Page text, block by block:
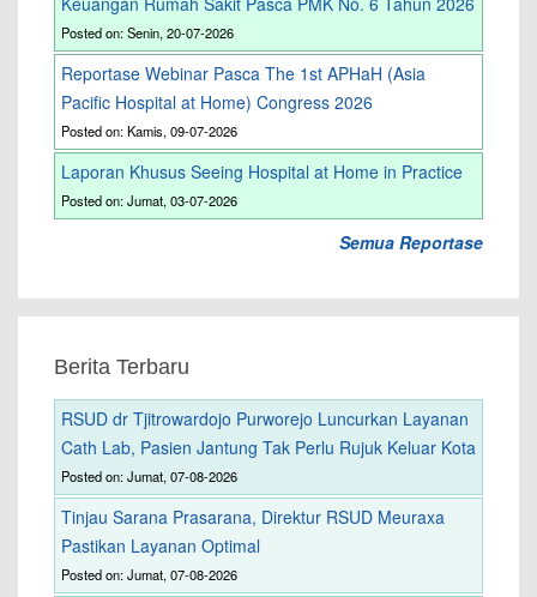
Posted on: Senin, 20-07-2026
Reportase Webinar Pasca The 1st APHaH (Asia
Pacific Hospital at Home) Congress 2026
Posted on: Kamis, 09-07-2026
Laporan Khusus Seeing Hospital at Home in Practice
Posted on: Jumat, 03-07-2026
Semua Reportase
Berita Terbaru
RSUD dr Tjitrowardojo Purworejo Luncurkan Layanan
Cath Lab, Pasien Jantung Tak Perlu Rujuk Keluar Kota
Posted on: Jumat, 07-08-2026
Tinjau Sarana Prasarana, Direktur RSUD Meuraxa
Pastikan Layanan Optimal
Posted on: Jumat, 07-08-2026